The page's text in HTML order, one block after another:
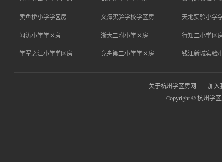
卖鱼桥小学学区房 文海实验学校学区房 天地实验小学
闻涛小学学区房 浙大二附小学区房 行知二小学区
学军之江小学学区房 竞舟第二小学学区房 钱江新城实验
关于杭州学区房网
加入
Copyright © 杭州学